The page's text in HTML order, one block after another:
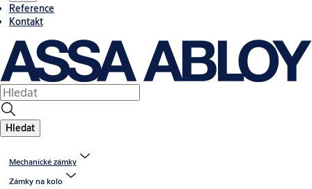
Reference
Kontakt
Hledat
Mechanické zámky
Zámky na kolo